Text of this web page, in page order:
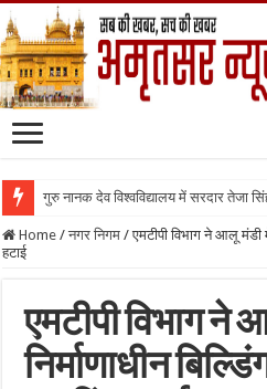
गुरु नानक देव विश्वविद्यालय में सरदार तेजा
Home / नगर निगम / एमटीपी विभाग ने आलू मंडी
हटाई
एमटीपी विभाग ने
निर्माणाधीन